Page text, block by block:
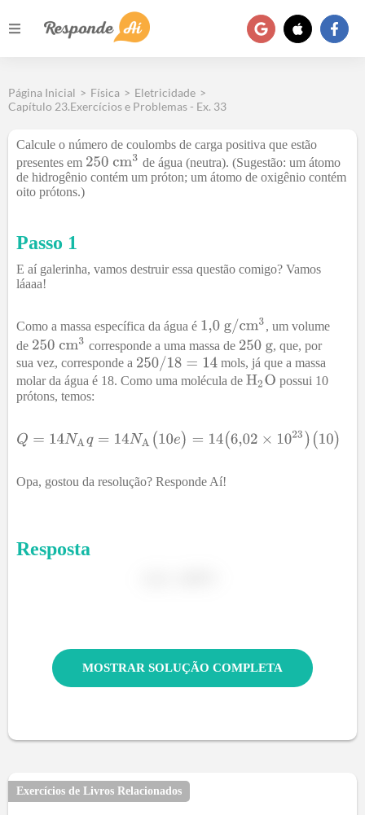
Página Inicial > Física > Eletricidade >
Capítulo 23.Exercícios e Problemas - Ex. 33
Calcule o número de coulombs de carga positiva que estão
presentes em
de água (neutra). (Sugestão: um átomo
de hidrogênio contém um próton; um átomo de oxigênio contém
oito prótons.)
Passo 1
E aí galerinha, vamos destruir essa questão comigo? Vamos
láaaa!
Como a massa específica da água é
, um volume
de
corresponde a uma massa de
, que, por
sua vez, corresponde a
mols, já que a massa
molar da água é 18. Como uma molécula de
possui 10
prótons, temos:
Opa, gostou da resolução? Responde Aí!
Resposta
MOSTRAR SOLUÇÃO COMPLETA
Exercícios de Livros Relacionados